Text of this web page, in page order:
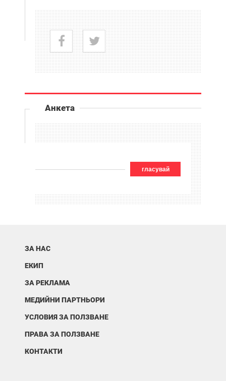
Анкета
гласувай
ЗА НАС
ЕКИП
ЗА РЕКЛАМА
МЕДИЙНИ ПАРТНЬОРИ
УСЛОВИЯ ЗА ПОЛЗВАНЕ
ПРАВА ЗА ПОЛЗВАНЕ
КОНТАКТИ